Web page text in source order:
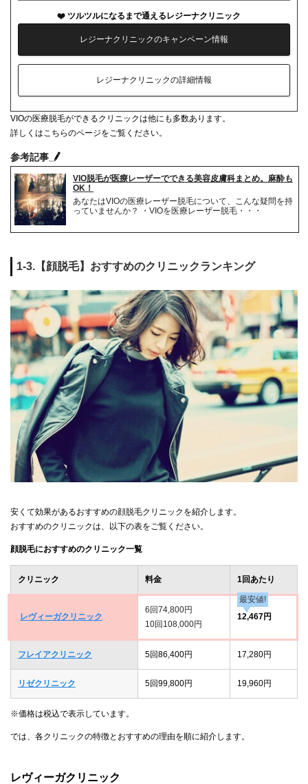
ツルツルになるまで通えるレジーナクリニック
レジーナクリニックのキャンペーン情報
レジーナクリニックの詳細情報
VIOの医療脱毛ができるクリニックは他にも多数あります。
詳しくはこちらのページをご覧ください。
参考記事
VIO脱毛が医療レーザーでできる美容皮膚科まとめ。麻酔も
OK！
あなたはVIOの医療レーザー脱毛について、こんな疑問を持
っていませんか？ ・VIOを医療レーザー脱毛・・・
1-3.【顔脱毛】おすすめのクリニックランキング
安くて効果があるおすすめの顔脱毛クリニックを紹介します。
おすすめのクリニックは、以下の表をご覧ください。
顔脱毛におすすめのクリニック一覧
クリニック 料金 1回あたり
レヴィーガクリニック
6回74,800円
10回108,000円
最安値!
12,467円
フレイアクリニック 5回86,400円 17,280円
リゼクリニック 5回99,800円 19,960円
※価格は税込で表示しています。
では、各クリニックの特徴とおすすめの理由を順に紹介します。
レヴィーガクリニック